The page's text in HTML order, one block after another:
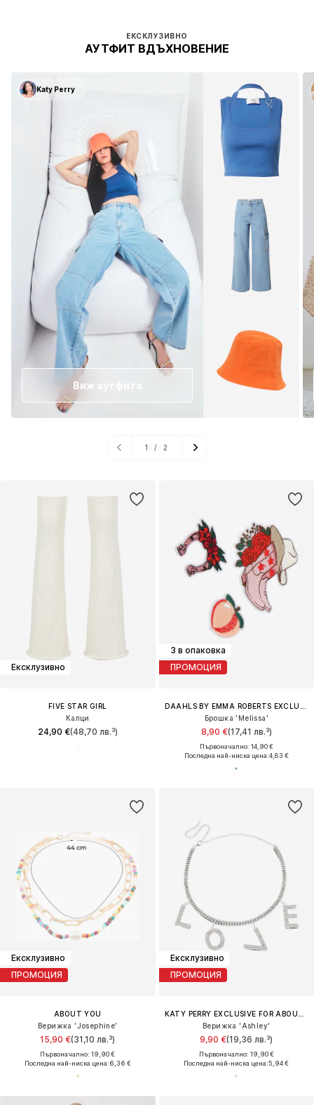
Ексклузивно
FIVE STAR GIRL
Калци
24,90 €(48,70 лв.³)
3 в опаковка
ПРОМОЦИЯ
Брошка 'Melissa'
8,90 €(17,41 лв.³)
Първоначално: 14,90 €
Последна най-ниска цена:4,83 €
ЕКСКЛУЗИВНО
АУТФИТ ВДЪХНОВЕНИЕ
Katy Perry
Виж аутфита
1 / 2
Ексклузивно
ПРОМОЦИЯ
ABOUT YOU
Верижка 'Josephine'
15,90 €(31,10 лв.³)
Първоначално: 19,90 €
Последна най-ниска цена:6,36 €
Ексклузивно
ПРОМОЦИЯ
Верижка 'Ashley'
9,90 €(19,36 лв.³)
Първоначално: 19,90 €
Последна най-ниска цена:5,94 €